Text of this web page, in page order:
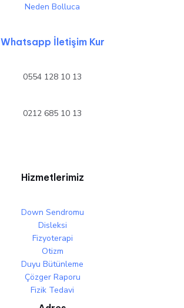
Neden Bolluca
Whatsapp İletişim Kur
0554 128 10 13
0212 685 10 13
Hizmetlerimiz
Down Sendromu
Disleksi
Fizyoterapi
Otizm
Duyu Bütünleme
Çözger Raporu
Fizik Tedavi